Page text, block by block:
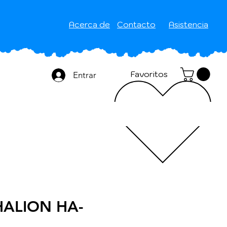
Acerca de Contacto Asistencia
Entrar Favoritos
HA-